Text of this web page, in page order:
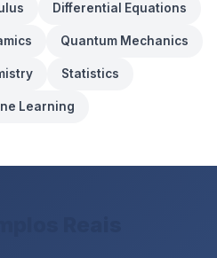
Differential Equations
Quantum Mechanics
Statistics
Learning